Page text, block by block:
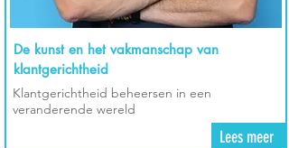
De kunst en het vakmanschap van
klantgerichtheid
Klantgerichtheid beheersen in een
veranderende wereld
Lees meer